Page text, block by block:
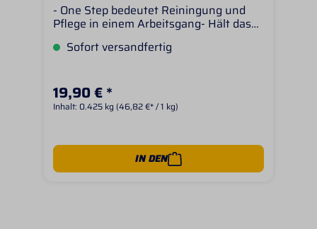
- One Step bedeutet Reiningung und
Pflege in einem Arbeitsgang- Hält das
Einzigartige Lanolin Formel, kein
Creme- Zieht schnell ein - Nicht
empfohlen zur Anwendung auf
Wildleder Inhalt 425 Gramm
Sofort versandfertig
19,90 € *
Inhalt: 0.425 kg (46,82 €* / 1 kg)
IN DEN